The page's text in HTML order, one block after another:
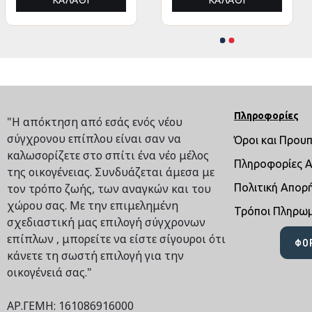
"Η απόκτηση από εσάς ενός νέου
σύγχρονου επίπλου είναι σαν να
καλωσορίζετε στο σπίτι ένα νέο μέλος
της οικογένειας. Συνδυάζεται άμεσα με
τον τρόπο ζωής, των αναγκών και του
χώρου σας. Με την επιμελημένη
σχεδιαστική μας επιλογή σύγχρονων
επίπλων , μπορείτε να είστε σίγουροι ότι
κάνετε τη σωστή επιλογή για την
οικογένειά σας."
ΑΡ.ΓΕΜΗ: 161086916000
Πληροφορίες
Όροι και
Πληροφορίες
Πολιτική
Τρόποι